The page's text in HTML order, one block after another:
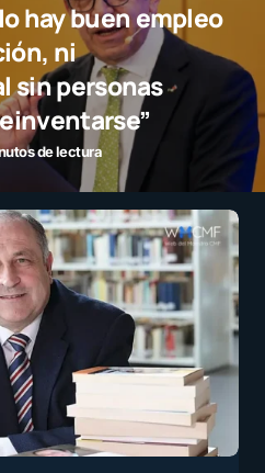
hay buen empleo
ni
sin personas
de lectura